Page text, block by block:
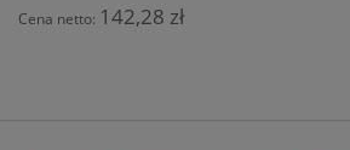
Cena netto: 142,28 zł